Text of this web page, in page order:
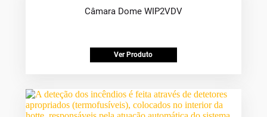
Câmara Dome WIP2VDV
Ver Produto